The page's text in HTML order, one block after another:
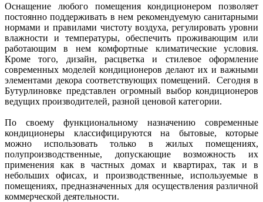
Оснащение любого помещения кондиционером позволяет
постоянно поддерживать в нем рекомендуемую санитарными
нормами и правилами чистоту воздуха, регулировать уровни
влажности и температуры, обеспечить проживающим или
работающим в нем комфортные климатические условия.
Кроме того, дизайн, расцветка и стилевое оформление
современных моделей кондиционеров делают их и важными
элементами декора соответствующих помещений. Сегодня в
Бутурлиновке представлен огромный выбор кондиционеров
ведущих производителей, разной ценовой категории.
По своему функциональному назначению современные
кондиционеры классифицируются на бытовые, которые
можно использовать только в жилых помещениях,
полупроизводственные, допускающие возможность их
применения как в частных домах и квартирах, так и в
небольших офисах, и производственные, используемые в
помещениях, предназначенных для осуществления различной
коммерческой деятельности.